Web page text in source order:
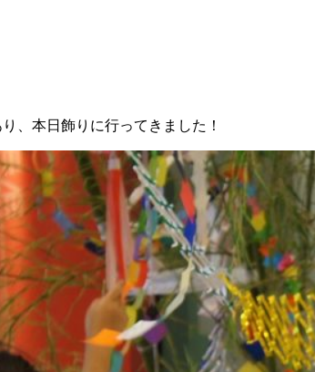
、本日飾りに行ってきました！